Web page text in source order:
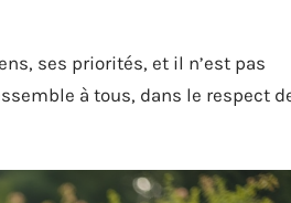
ses priorités, et il n’est pas
à tous, dans le respect